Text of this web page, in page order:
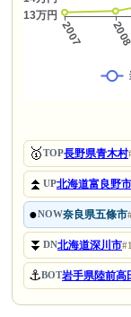
🥇TOP長野県青木村
⏫UP北海道富良野
●NOW奈良県五條市
⏬DN北海道深川市
⚓BOT岩手県陸前高